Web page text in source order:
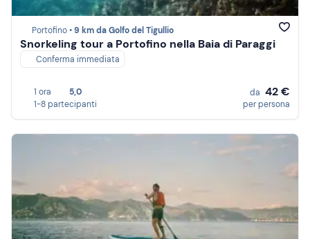
Portofino •9 km da Golfo del Tigullio
Snorkeling tour a Portofino nella Baia di Paraggi
Conferma immediata
1 ora
5,0
1-8 partecipanti
da 42 €
per persona